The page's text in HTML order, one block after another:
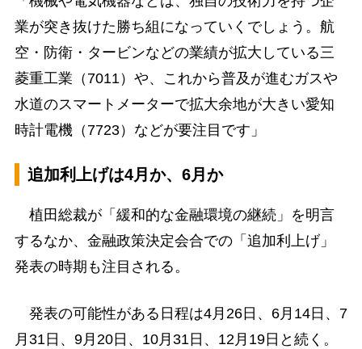
業が突き抜けた勝ち組になっていくでしょう。航
空・防衛・タービンなどの業績が拡大している三
菱重工業（7011）や、これから普及が進むガスや
水道のスマートメーターで拡大余地が大きい愛知
時計電機（7723）などが要注目です」
追加利上げは4月か、6月か
植田総裁が「緩和的な金融環境の継続」を明言
するなか、金融政策決定会合での「追加利上げ」
発表の時期も注目される。
発表の可能性がある日程は4月26日、6月14日、7
月31日、9月20日、10月31日、12月19日と続く。